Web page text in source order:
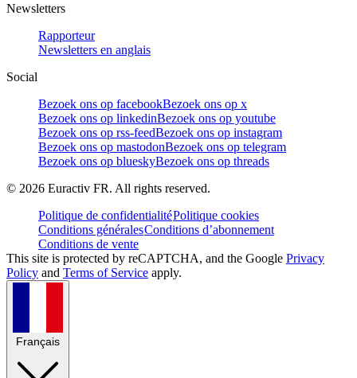
Newsletters
Rapporteur
Newsletters en anglais
Social
Bezoek ons op facebookBezoek ons op x
Bezoek ons op linkedinBezoek ons op youtube
Bezoek ons op rss-feedBezoek ons op instagram
Bezoek ons op mastodonBezoek ons op telegram
Bezoek ons op blueskyBezoek ons op threads
© 2026 Euractiv FR. All rights reserved.
Politique de confidentialitéPolitique cookies
Conditions généralesConditions d’abonnement
Conditions de vente
This site is protected by reCAPTCHA, and the Google Privacy
Policy and Terms of Service apply.
Français